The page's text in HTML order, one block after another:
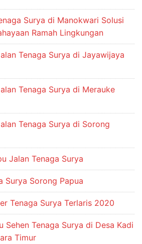
Surya di Manokwari Solusi
Ramah Lingkungan
Tenaga Surya di Jayawijaya
Tenaga Surya di Merauke
Tenaga Surya di Sorong
Jalan Tenaga Surya
Surya Sorong Papua
Tenaga Surya Terlaris 2020
Sehen Tenaga Surya di Desa Kadi
Timur